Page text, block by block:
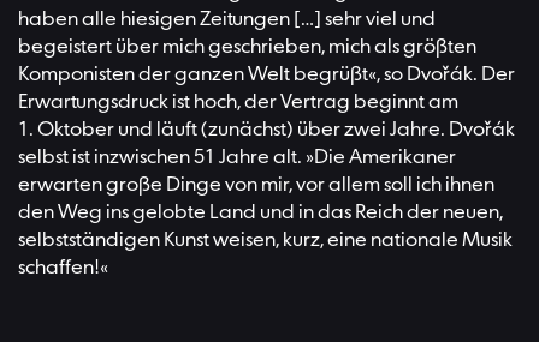
haben alle hiesigen Zeitungen […] sehr viel und
begeistert über mich geschrieben, mich als größten
Komponisten der ganzen Welt begrüßt«, so Dvořák. Der
Erwartungsdruck ist hoch, der Vertrag beginnt am
1. Oktober und läuft (zunächst) über zwei Jahre. Dvořák
selbst ist inzwischen 51 Jahre alt. »Die Amerikaner
erwarten große Dinge von mir, vor allem soll ich ihnen
den Weg ins gelobte Land und in das Reich der neuen,
selbstständigen Kunst weisen, kurz, eine nationale Musik
schaffen!«